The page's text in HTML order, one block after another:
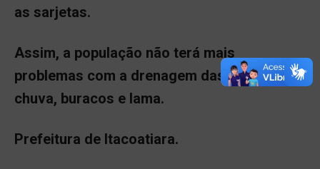
as sarjetas.
Assim, a população não terá mais
problemas com a drenagem das águas da
chuva, buracos e lama.
Prefeitura de Itacoatiara.